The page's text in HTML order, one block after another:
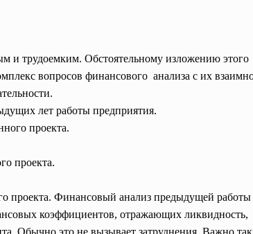
и трудоемким. Обстоятельному изложению этого
вопросов финансового анализа с их
лет работы предприятия.
проекта.
проекта.
проекта. Финансовый анализ предыдущей работы
коэффициентов, отражающих ликвидность,
Обычно это не вызывает затруднения. Важно